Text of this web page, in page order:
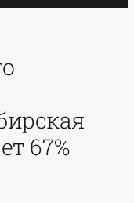
67%